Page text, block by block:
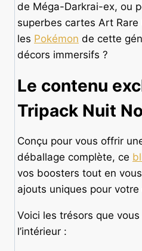
de Méga-Darkrai-ex, ou
superbes cartes Art
les Pokémon de cette
décors immersifs ?
Le contenu
Tripack Nuit
Conçu pour vous offrir
déballage complète, ce
vos boosters tout en
ajouts uniques pour votre
Voici les trésors que
l’intérieur :